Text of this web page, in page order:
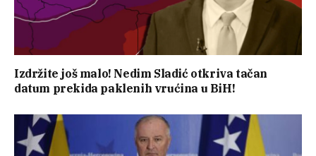
Izdržite još malo! Nedim Sladić otkriva tačan
datum prekida paklenih vrućina u BiH!